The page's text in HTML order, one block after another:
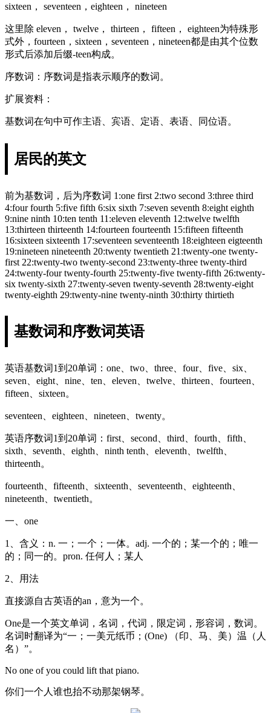
sixteen， seventeen，eighteen， nineteen
这里除 eleven， twelve， thirteen， fifteen， eighteen为特殊形
式外，fourteen，sixteen，seventeen，nineteen都是由其个位数
形式后添加后缀-teen构成。
序数词：序数词是指表示顺序的数词。
扩展资料：
基数词在句中可作主语、宾语、定语、表语、同位语。
居民的英文
前为基数词，后为序数词 1:one first 2:two second 3:three third
4:four fourth 5:five fifth 6:six sixth 7:seven seventh 8:eight eighth
9:nine ninth 10:ten tenth 11:eleven eleventh 12:twelve twelfth
13:thirteen thirteenth 14:fourteen fourteenth 15:fifteen fifteenth
16:sixteen sixteenth 17:seventeen seventeenth 18:eighteen eigteenth
19:nineteen nineteenth 20:twenty twentieth 21:twenty-one twenty-
first 22:twenty-two twenty-second 23:twenty-three twenty-third
24:twenty-four twenty-fourth 25:twenty-five twenty-fifth 26:twenty-
six twenty-sixth 27:twenty-seven twenty-seventh 28:twenty-eight
twenty-eighth 29:twenty-nine twenty-ninth 30:thirty thirtieth
基数词和序数词英语
英语基数词1到20单词：one、two、three、four、five、six、
seven、eight、nine、ten、eleven、twelve、thirteen、fourteen、
fifteen、sixteen。
seventeen、eighteen、nineteen、twenty。
英语序数词1到20单词：first、second、third、fourth、fifth、
sixth、seventh、eighth、ninth tenth、eleventh、twelfth、
thirteenth。
fourteenth、fifteenth、sixteenth、seventeenth、eighteenth、
nineteenth、twentieth。
一、one
1、含义：n. 一；一个；一体。adj. 一个的；某一个的；唯一
的；同一的。pron. 任何人；某人
2、用法
直接源自古英语的an，意为一个。
One是一个英文单词，名词，代词，限定词，形容词，数词。
名词时翻译为“一；一美元纸币；(One) （印、马、美）温（人
名）”。
No one of you could lift that piano.
你们一个人谁也抬不动那架钢琴。